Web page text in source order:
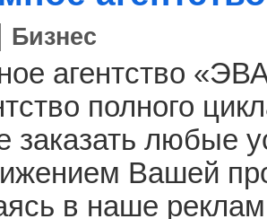
Бизнес
агентство
полного
заказать любые
Вашей
в наше